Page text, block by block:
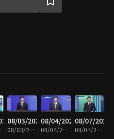
분
08/03/2023
08/03/2023 • 1시간 24분
08/04/2023
08/04/2023 • 1시간 26분
08/07/2023
08/07/2023 • 1시간 25분